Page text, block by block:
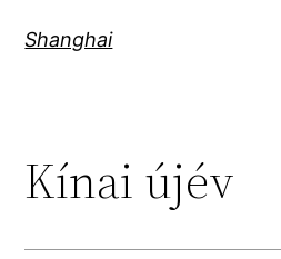
Shanghai
Kínai újév